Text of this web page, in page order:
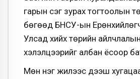
гарын үсэг зурах тогтоолын
бөгөөд БНСУ-ын
Улсад хийх төрийн айлчлалын
хэлэлцээрийг албан ёсоор
Мөн нэг жилээс дээш